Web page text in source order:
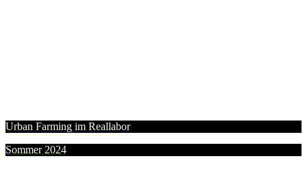
Urban Farming im Reallabor
Sommer 2024